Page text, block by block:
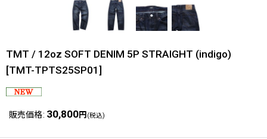
TMT / 12oz SOFT DENIM 5P STRAIGHT (indigo)
[TMT-TPTS25SP01 ]
販売価格: 30,800円 (税込)